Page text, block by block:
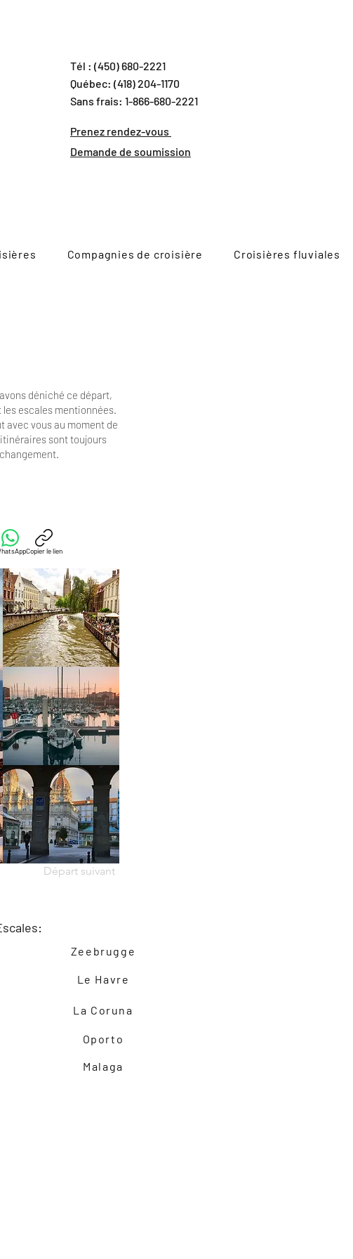
Tél : (450) 680-2221
Québec: (418) 204-1170
Sans frais: 1-866-680-2221
Prenez rendez-vous
Demande de soumission
Compagnies de croisière Croisières fluviales
déniché ce départ,
escales mentionnées.
avec vous au moment de
itinéraires sont toujours
Copier le lien
Départ suivant
Le Havre
Zeebrugge
La Coruna
Malaga
Oporto